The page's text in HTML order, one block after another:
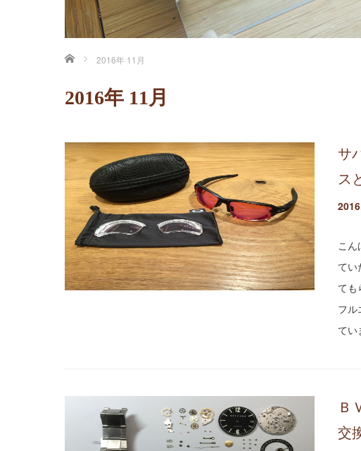
ホーム 2016年 11月
2016年 11月
サ
ス
こ
て
ても
フル
て
Ｂ
交